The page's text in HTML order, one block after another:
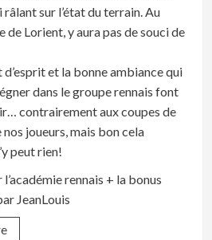
râlant sur l’état du terrain. Au
de Lorient, y aura pas de souci de
d’esprit et la bonne ambiance qui
dans le groupe rennais font
contrairement aux coupes de
nos joueurs, mais bon cela
peut rien!
rennais + la bonus
JeanLouis